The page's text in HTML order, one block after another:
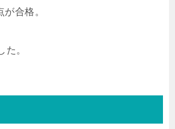
合格。
。